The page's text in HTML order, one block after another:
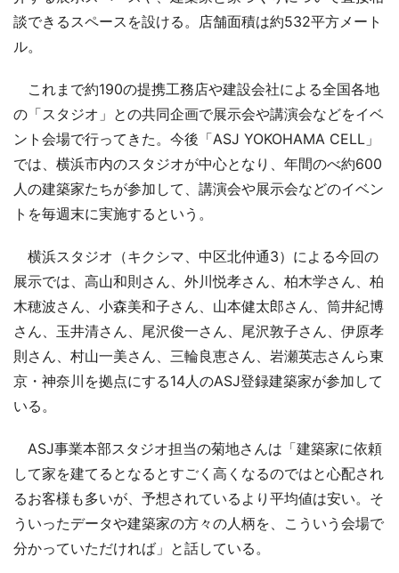
談できるスペースを設ける。店舗面積は約532平方メート
ル。
これまで約190の提携工務店や建設会社による全国各地
の「スタジオ」との共同企画で展示会や講演会などをイベ
ント会場で行ってきた。今後「ASJ YOKOHAMA CELL」
では、横浜市内のスタジオが中心となり、年間のべ約600
人の建築家たちが参加して、講演会や展示会などのイベン
トを毎週末に実施するという。
横浜スタジオ（キクシマ、中区北仲通3）による今回の
展示では、高山和則さん、外川悦孝さん、柏木学さん、柏
木穂波さん、小森美和子さん、山本健太郎さん、筒井紀博
さん、玉井清さん、尾沢俊一さん、尾沢敦子さん、伊原孝
則さん、村山一美さん、三輪良恵さん、岩瀬英志さんら東
京・神奈川を拠点にする14人のASJ登録建築家が参加して
いる。
ASJ事業本部スタジオ担当の菊地さんは「建築家に依頼
して家を建てるとなるとすごく高くなるのではと心配され
るお客様も多いが、予想されているより平均値は安い。そ
ういったデータや建築家の方々の人柄を、こういう会場で
分かっていただければ」と話している。